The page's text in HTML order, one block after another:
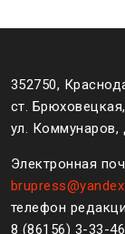
352750,
ст. Брюховецкая,
ул. Коммунаров,
Электронная
телефон
8 (861 56) 3-33-46